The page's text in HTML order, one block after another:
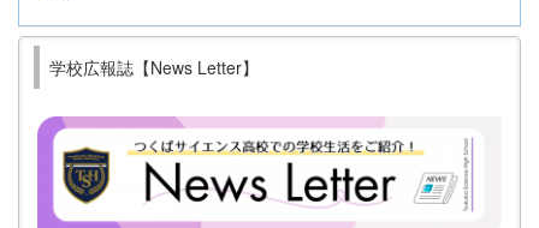
学校広報誌【News Letter】